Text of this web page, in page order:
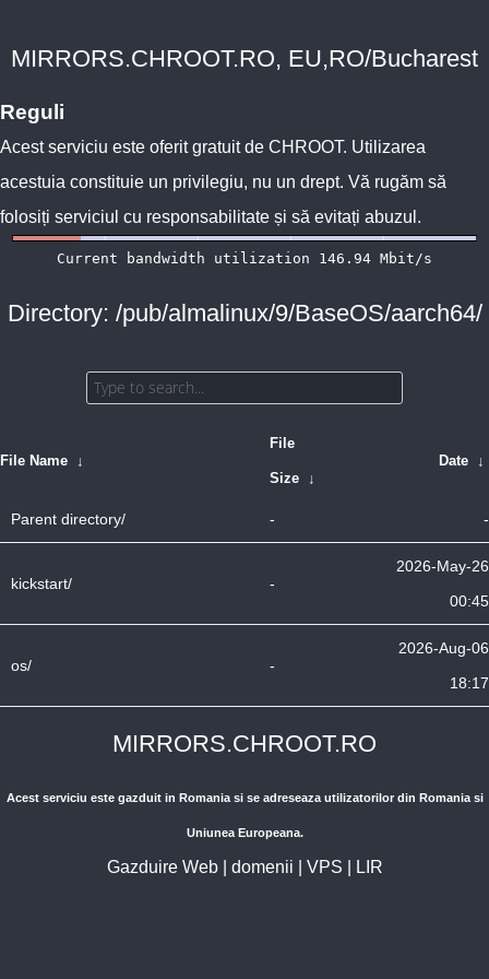
MIRRORS.CHROOT.RO, EU,RO/Bucharest
Reguli
Acest serviciu este oferit gratuit de CHROOT. Utilizarea
acestuia constituie un privilegiu, nu un drept. Vă rugăm să
folosiți serviciul cu responsabilitate și să evitați abuzul.
Directory: /pub/almalinux/9/BaseOS/aarch64/
File Name ↓
File
Size ↓
Date ↓
Parent directory/ - -
kickstart/ -
2026-May-26
00:45
os/ -
2026-Aug-06
18:17
MIRRORS.CHROOT.RO
Acest serviciu este gazduit in Romania si se adreseaza utilizatorilor din Romania si
Uniunea Europeana.
Gazduire Web| domenii VPS LIR